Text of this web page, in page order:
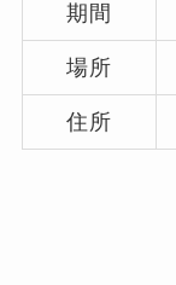
期間
場所
住所